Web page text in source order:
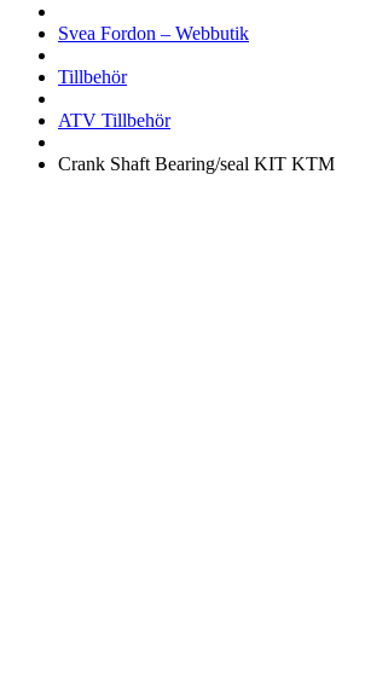
Svea Fordon – Webbutik
Tillbehör
ATV Tillbehör
Crank Shaft Bearing/seal KIT KTM